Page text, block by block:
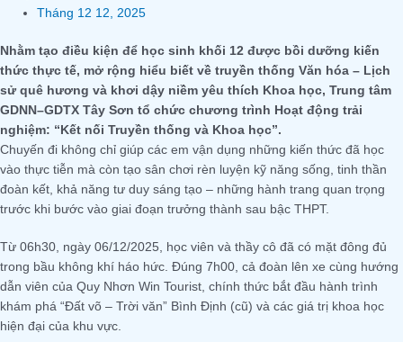
Tháng 12 12, 2025
Nhằm tạo điều kiện để học sinh khối 12 được bồi dưỡng kiến
thức thực tế, mở rộng hiểu biết về truyền thống Văn hóa – Lịch
sử quê hương và khơi dậy niềm yêu thích Khoa học, Trung tâm
GDNN–GDTX Tây Sơn tổ chức chương trình Hoạt động trải
nghiệm: “Kết nối Truyền thống và Khoa học”.
Chuyến đi không chỉ giúp các em vận dụng những kiến thức đã học
vào thực tiễn mà còn tạo sân chơi rèn luyện kỹ năng sống, tinh thần
đoàn kết, khả năng tư duy sáng tạo – những hành trang quan trọng
trước khi bước vào giai đoạn trưởng thành sau bậc THPT.
Từ 06h30, ngày 06/12/2025, học viên và thầy cô đã có mặt đông đủ
trong bầu không khí háo hức. Đúng 7h00, cả đoàn lên xe cùng hướng
dẫn viên của Quy Nhơn Win Tourist, chính thức bắt đầu hành trình
khám phá “Đất võ – Trời văn” Bình Định (cũ) và các giá trị khoa học
hiện đại của khu vực.